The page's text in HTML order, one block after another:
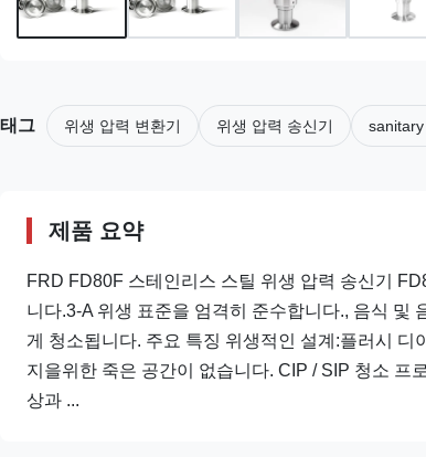
태그 위생 압력 변환기 위생 압력 송신기
제품 요약
FRD FD80F 스테인리스 스틸 위생 압력 송신기
니다.3-A 위생 표준을 엄격히 준수합니다., 음식 및
게 청소됩니다. 주요 특징 위생적인 설계:플러시
지을위한 죽은 공간이 없습니다. CIP / SIP 청소 프
상과 ...